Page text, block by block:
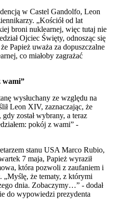
w Castel Gandolfo, Leon
„Kościół od lat
broni nuklearnej, więc tutaj nie
Ojciec Święty, odnosząc się
Papież uważa za dopuszczalne
co miałoby zagrażać
wami”
wysłuchany ze względu na
Leon XIV, zaznaczając, że
został wybrany, a teraz
pokój z wami” -
stanu USA Marco Rubio,
7 maja, Papież wyraził
która pozwoli z zaufaniem i
„Myślę, że tematy, z którymi
dnia. Zobaczymy…” - dodał
do wypowiedzi prezydenta